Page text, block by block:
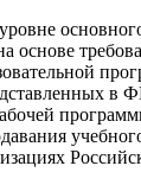
основе